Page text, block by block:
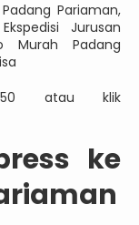
Pariaman,
Jurusan
Murah Padang
atau klik
ke